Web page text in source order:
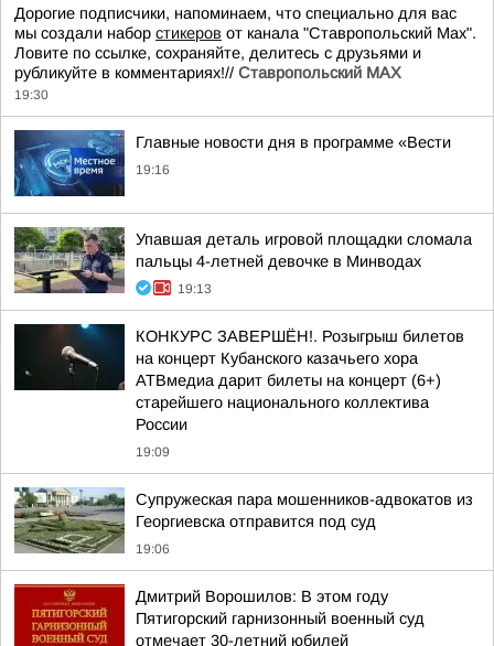
Дорогие подписчики, напоминаем, что специально для вас
мы создали набор стикеров от канала "Ставропольский Max".
Ловите по ссылке, сохраняйте, делитесь с друзьями и
рубликуйте в комментариях!// Ставропольский MAX
19:30
Главные новости дня в программе «Вести
19:16
Упавшая деталь игровой площадки сломала
пальцы 4-летней девочке в Минводах
19:13
КОНКУРС ЗАВЕРШЁН!. Розыгрыш билетов
на концерт Кубанского казачьего хора
АТВмедиа дарит билеты на концерт (6+)
старейшего национального коллектива
России
19:09
Супружеская пара мошенников-адвокатов из
Георгиевска отправится под суд
19:06
Дмитрий Ворошилов: В этом году
Пятигорский гарнизонный военный суд
отмечает 30-летний юбилей